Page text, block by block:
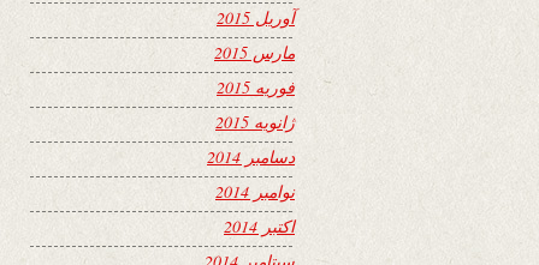
آوریل 2015
مارس 2015
فوریه 2015
ژانویه 2015
دسامبر 2014
نوامبر 2014
اکتبر 2014